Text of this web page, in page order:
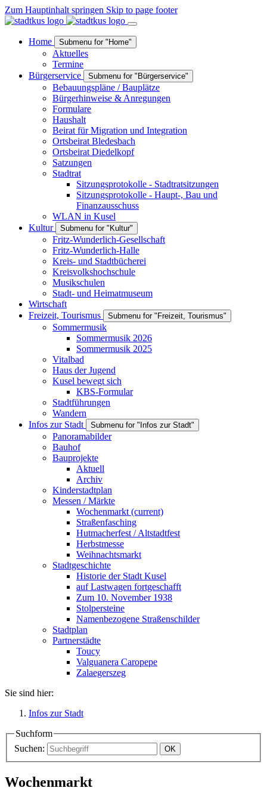
Zum Hauptinhalt springen Skip to page footer
Home Submenu for "Home"
Aktuelles
Termine
Bürgerservice
Submenu for "Bürgerservice"
Bebauungspläne / Bauplätze
Bürgerhinweise & Anregungen
Formulare
Haushalt
Beirat für Migration und Integration
Ortsbeirat Bledesbach
Ortsbeirat Diedelkopf
Satzungen
Stadtrat
Sitzungsprotokolle - Stadtratsitzungen
Sitzungsprotokolle - Haupt-, Bau und
Finanzausschuss
WLAN in Kusel
Kultur
Submenu for "Kultur"
Fritz-Wunderlich-Gesellschaft
Fritz-Wunderlich-Halle
Kreis- und Stadtbücherei
Kreisvolkshochschule
Musikschulen
Stadt- und Heimatmuseum
Wirtschaft
Freizeit, Tourismus
Submenu for "Freizeit, Tourismus"
Sommermusik
Sommermusik 2026
Sommermusik 2025
Vitalbad
Haus der Jugend
Kusel bewegt sich
KBS-Formular
Stadtführungen
Wandern
Infos zur Stadt
Submenu for "Infos zur Stadt"
Panoramabilder
Bauhof
Bauprojekte
Aktuell
Archiv
Kinderstadtplan
Messen / Märkte
Wochenmarkt (current)
Straßenfasching
Hutmacherfest / Altstadtfest
Herbstmesse
Weihnachtsmarkt
Stadtgeschichte
Historie der Stadt Kusel
auf Lastwagen fortgeschafft
Zum 10. November 1938
Stolpersteine
Namenbezogene Straßenschilder
Stadtplan
Partnerstädte
Toucy
Valguanera Caropepe
Zalaegerszeg
Sie sind hier:
Infos zur Stadt
Suchform
Suchen:
Wochenmarkt